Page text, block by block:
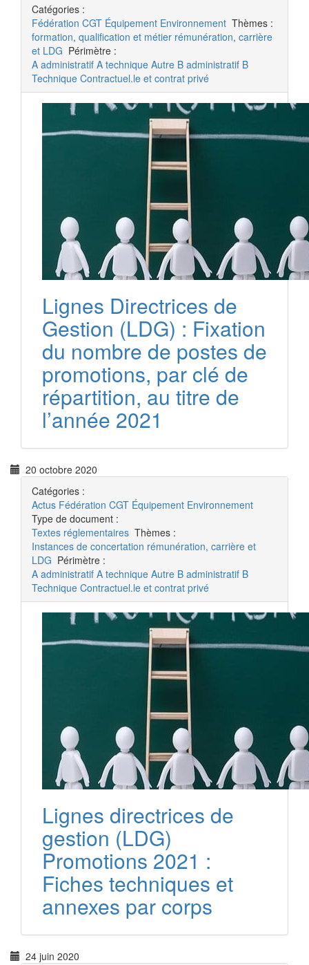
Catégories :
Fédération CGT Équipement Environnement Thèmes :
formation, qualification et métier rémunération, carrière
et LDG Périmètre :
A administratif A technique Autre B administratif B
Technique Contractuel.le et contrat privé
Lignes Directrices de
Gestion (LDG) : Fixation
du nombre de postes de
promotions, par clé de
répartition, au titre de
l’année 2021
20 octobre 2020
Catégories :
Actus Fédération CGT Équipement Environnement
Type de document :
Textes réglementaires Thèmes :
Instances de concertation rémunération, carrière et
LDG Périmètre :
A administratif A technique Autre B administratif B
Technique Contractuel.le et contrat privé
Lignes directrices de
gestion (LDG)
Promotions 2021 :
Fiches techniques et
annexes par corps
24 juin 2020